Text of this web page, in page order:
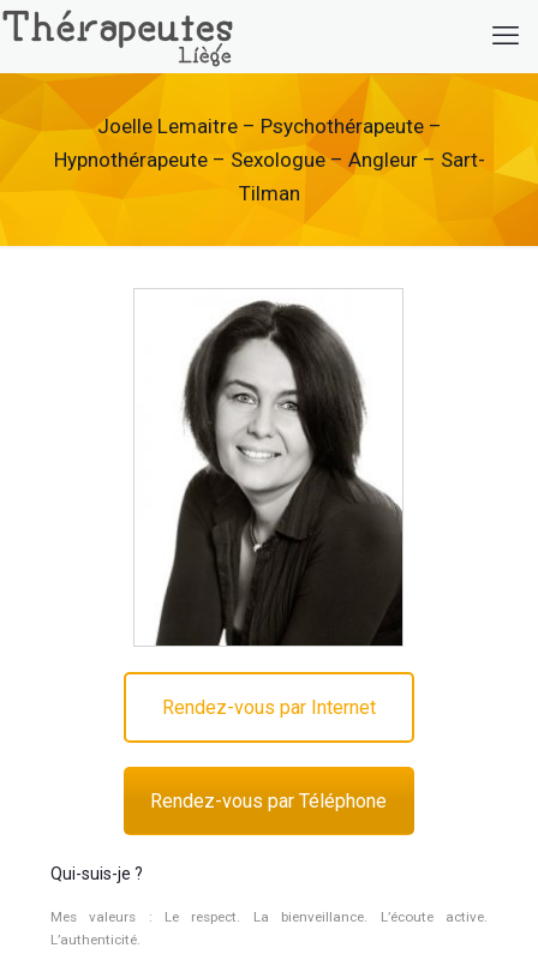
Joelle Lemaitre – Psychothérapeute –
Hypnothérapeute – Sexologue – Angleur – Sart-
Tilman
Qui-suis-je ?
Mes valeurs : Le respect. La bienveillance. L’écoute active.
L’authenticité.
Rendez-vous par Internet
Rendez-vous par Téléphone